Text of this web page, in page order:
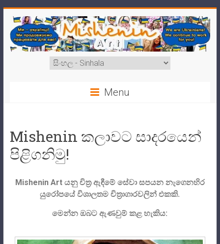
Menu
Mishenin කලාවට සාදරයෙන්
පිළිගනිමු!
Mishenin Art යනු චිත්‍ර ඇඳීමේ සේවා සපයන නැගෙනහිර
යුරෝපයේ විශාලතම චිත්‍රාගාරවලින් එකකි.
මෙන්න ඔබට ඇණවුම් කළ හැකිය: